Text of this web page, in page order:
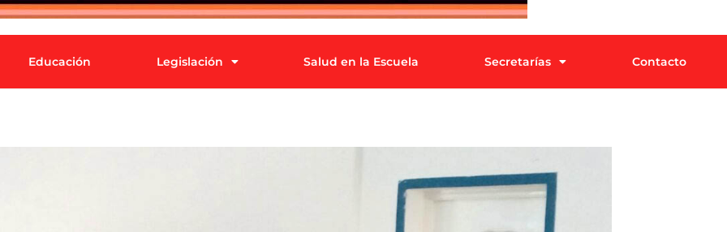
Educación Legislación Salud en la Escuela Secretarías Contacto